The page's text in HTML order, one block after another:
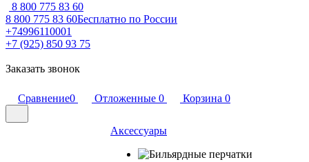
8 800 775 83 60
8 800 775 83 60Бесплатно по России
+74996110001
+7 (925) 850 93 75
Заказать звонок
Сравнение0 Отложенные 0 Корзина 0
Аксессуары